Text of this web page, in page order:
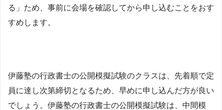
る」ため、事前に会場を確認してから申し込むことをおす
すめします。
伊藤塾の行政書士の公開模擬試験のクラスは、先着順で定
員に達し次第締切となるため、早めに申し込んだ方が良い
でしょう。伊藤塾の行政書士の公開模擬試験は、中間模